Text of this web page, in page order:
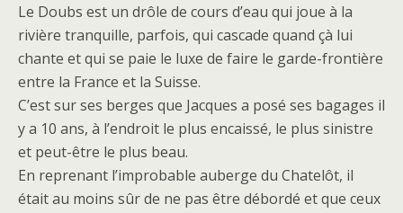
Le Doubs est un drôle de cours d’eau qui joue à la
rivière tranquille, parfois, qui cascade quand çà lui
chante et qui se paie le luxe de faire le garde-frontière
entre la France et la Suisse.
C’est sur ses berges que Jacques a posé ses bagages il
y a 10 ans, à l’endroit le plus encaissé, le plus sinistre
et peut-être le plus beau.
En reprenant l’improbable auberge du Chatelôt, il
était au moins sûr de ne pas être débordé et que ceux